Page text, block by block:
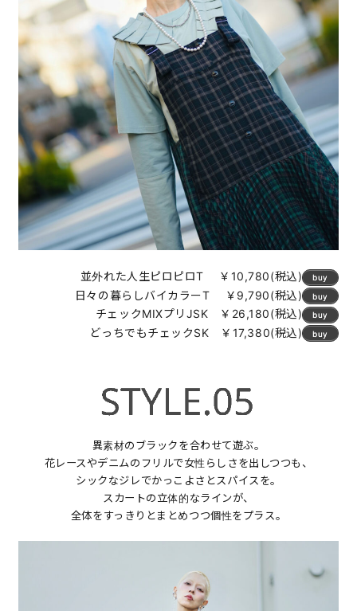
並外れた人生ピロピロT ￥10,780(税込) buy
日々の暮らしバイカラーT ￥9,790(税込) buy
チェックMIXプリJSK ￥26,180(税込) buy
どっちでもチェックSK ￥17,380(税込) buy
異素材のブラックを合わせて遊ぶ。
花レースやデニムのフリルで女性らしさを出しつつも、
シックなジレでかっこよさとスパイスを。
スカートの立体的なラインが、
全体をすっきりとまとめつつ個性をプラス。